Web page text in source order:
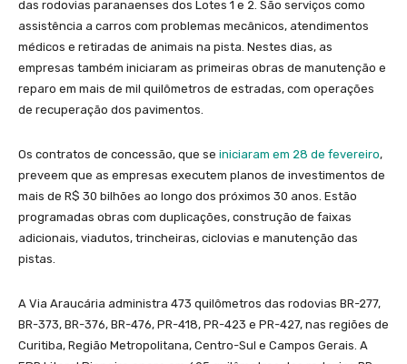
das rodovias paranaenses dos Lotes 1 e 2. São serviços como
assistência a carros com problemas mecânicos, atendimentos
médicos e retiradas de animais na pista. Nestes dias, as
empresas também iniciaram as primeiras obras de manutenção e
reparo em mais de mil quilômetros de estradas, com operações
de recuperação dos pavimentos.
Os contratos de concessão, que se iniciaram em 28 de fevereiro,
preveem que as empresas executem planos de investimentos de
mais de R$ 30 bilhões ao longo dos próximos 30 anos. Estão
programadas obras com duplicações, construção de faixas
adicionais, viadutos, trincheiras, ciclovias e manutenção das
pistas.
A Via Araucária administra 473 quilômetros das rodovias BR-277,
BR-373, BR-376, BR-476, PR-418, PR-423 e PR-427, nas regiões de
Curitiba, Região Metropolitana, Centro-Sul e Campos Gerais. A